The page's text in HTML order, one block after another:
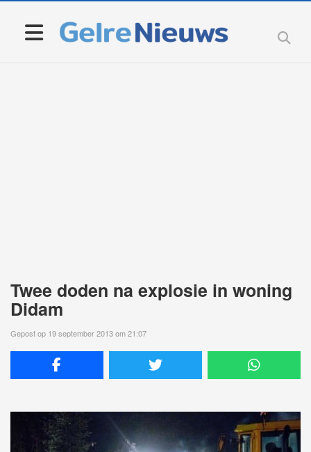
Twee doden na explosie in woning
Didam
Gepost op 19 september 2013 om 21:07